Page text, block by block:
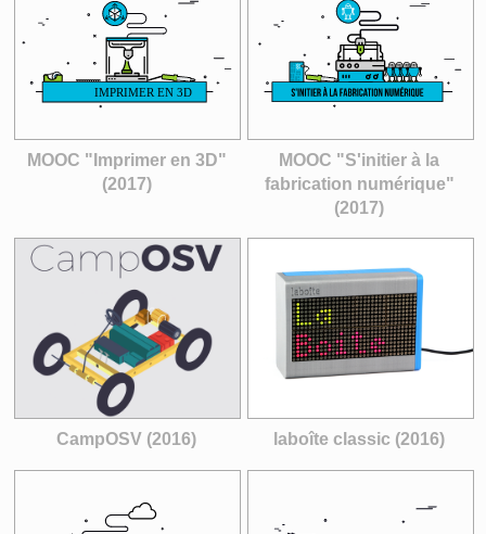
MOOC "Imprimer en 3D"
(2017)
MOOC "S'initier à la
fabrication numérique"
(2017)
CampOSV (2016) laboîte classic (2016)